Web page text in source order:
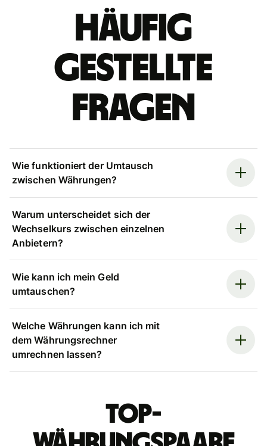
Häufig
gestellte
Fragen
Wie funktioniert der Umtausch
zwischen Währungen?
Warum unterscheidet sich der
Wechselkurs zwischen einzelnen
Anbietern?
Wie kann ich mein Geld
umtauschen?
Welche Währungen kann ich mit
dem Währungsrechner
umrechnen lassen?
Top-